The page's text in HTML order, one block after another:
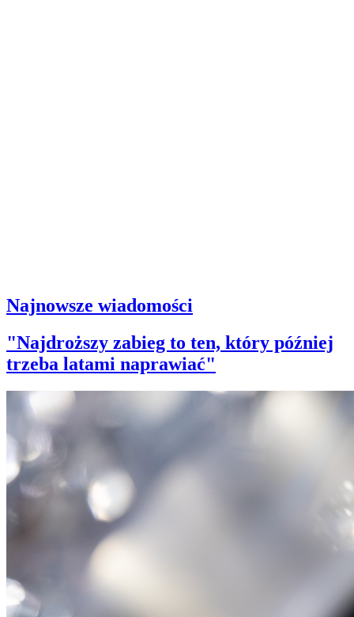
Najnowsze wiadomości
"Najdroższy zabieg to ten, który później
trzeba latami naprawiać"